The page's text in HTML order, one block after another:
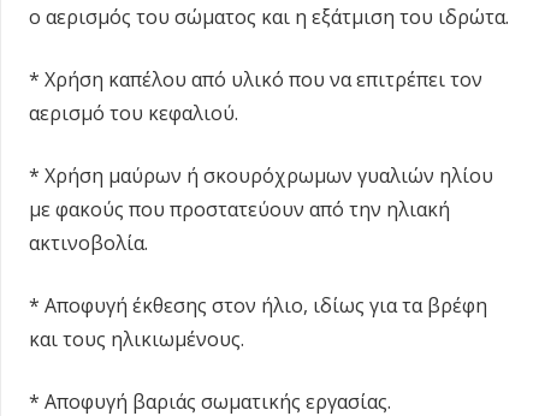
ο αερισμός του σώματος και η εξάτμιση του ιδρώτα.
* Χρήση καπέλου από υλικό που να επιτρέπει τον
αερισμό του κεφαλιού.
* Χρήση μαύρων ή σκουρόχρωμων γυαλιών ηλίου
με φακούς που προστατεύουν από την ηλιακή
ακτινοβολία.
* Αποφυγή έκθεσης στον ήλιο, ιδίως για τα βρέφη
και τους ηλικιωμένους.
* Αποφυγή βαριάς σωματικής εργασίας.